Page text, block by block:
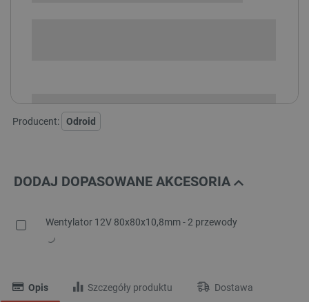
Producent: Odroid
DODAJ DOPASOWANE AKCESORIA
Wentylator 12V 80x80x10,8mm - 2 przewody
Opis Szczegóły produktu Dostawa